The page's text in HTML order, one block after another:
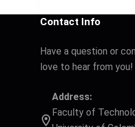
Contact Info
Have a question or
love to hear from you!
Address:
Faculty of